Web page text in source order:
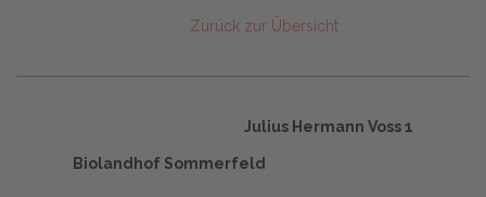
Zurück zur Übersicht
Julius Hermann Voss 1
Biolandhof Sommerfeld